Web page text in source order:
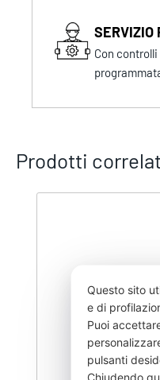
SERVIZIO
Con
Prodotti
Questo sito
e di
Puoi
pulsanti
Chiudendo